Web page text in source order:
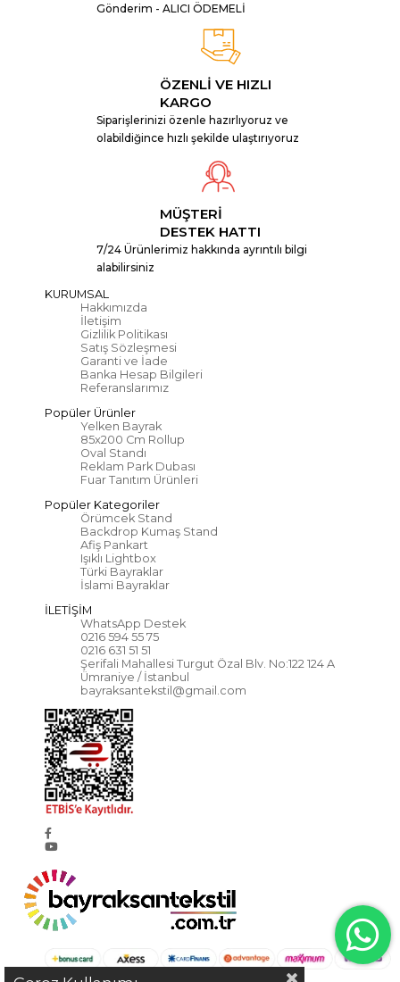
Gönderim - ALICI ÖDEMELİ
ÖZENLİ VE HIZLI
KARGO
Siparişlerinizi özenle hazırlıyoruz ve
olabildiğince hızlı şekilde ulaştırıyoruz
MÜŞTERİ
DESTEK HATTI
7/24 Ürünlerimiz hakkında ayrıntılı bilgi
alabilirsiniz
KURUMSAL
Hakkımızda
İletişim
Gizlilik Politikası
Satış Sözleşmesi
Garanti ve İade
Banka Hesap Bilgileri
Referanslarımız
Popüler Ürünler
Yelken Bayrak
85x200 Cm Rollup
Oval Standı
Reklam Park Dubası
Fuar Tanıtım Ürünleri
Popüler Kategoriler
Örümcek Stand
Backdrop Kumaş Stand
Afiş Pankart
Işıklı Lightbox
Türki Bayraklar
İslami Bayraklar
İLETİŞİM
WhatsApp Destek
0216 594 55 75
0216 631 51 51
Şerifali Mahallesi Turgut Özal Blv. No:122 124 A
Ümraniye / İstanbul
bayraksantekstil@gmail.com